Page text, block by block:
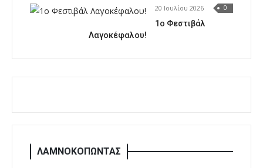
20 Ιουλίου 2026 0
1o Φεστιβάλ
Λαγοκέφαλου!
ΛΑΜΝΟΚΟΠΩΝΤΑΣ